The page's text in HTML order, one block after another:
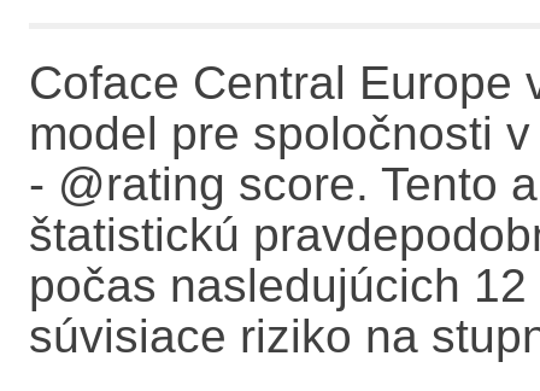
Coface Central Europe
model pre spoločnosti
- @rating score. Tento
štatistickú
počas nasledujúcich
súvisiace riziko na